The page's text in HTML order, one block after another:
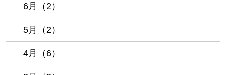
6月（2）
5月（2）
4月（6）